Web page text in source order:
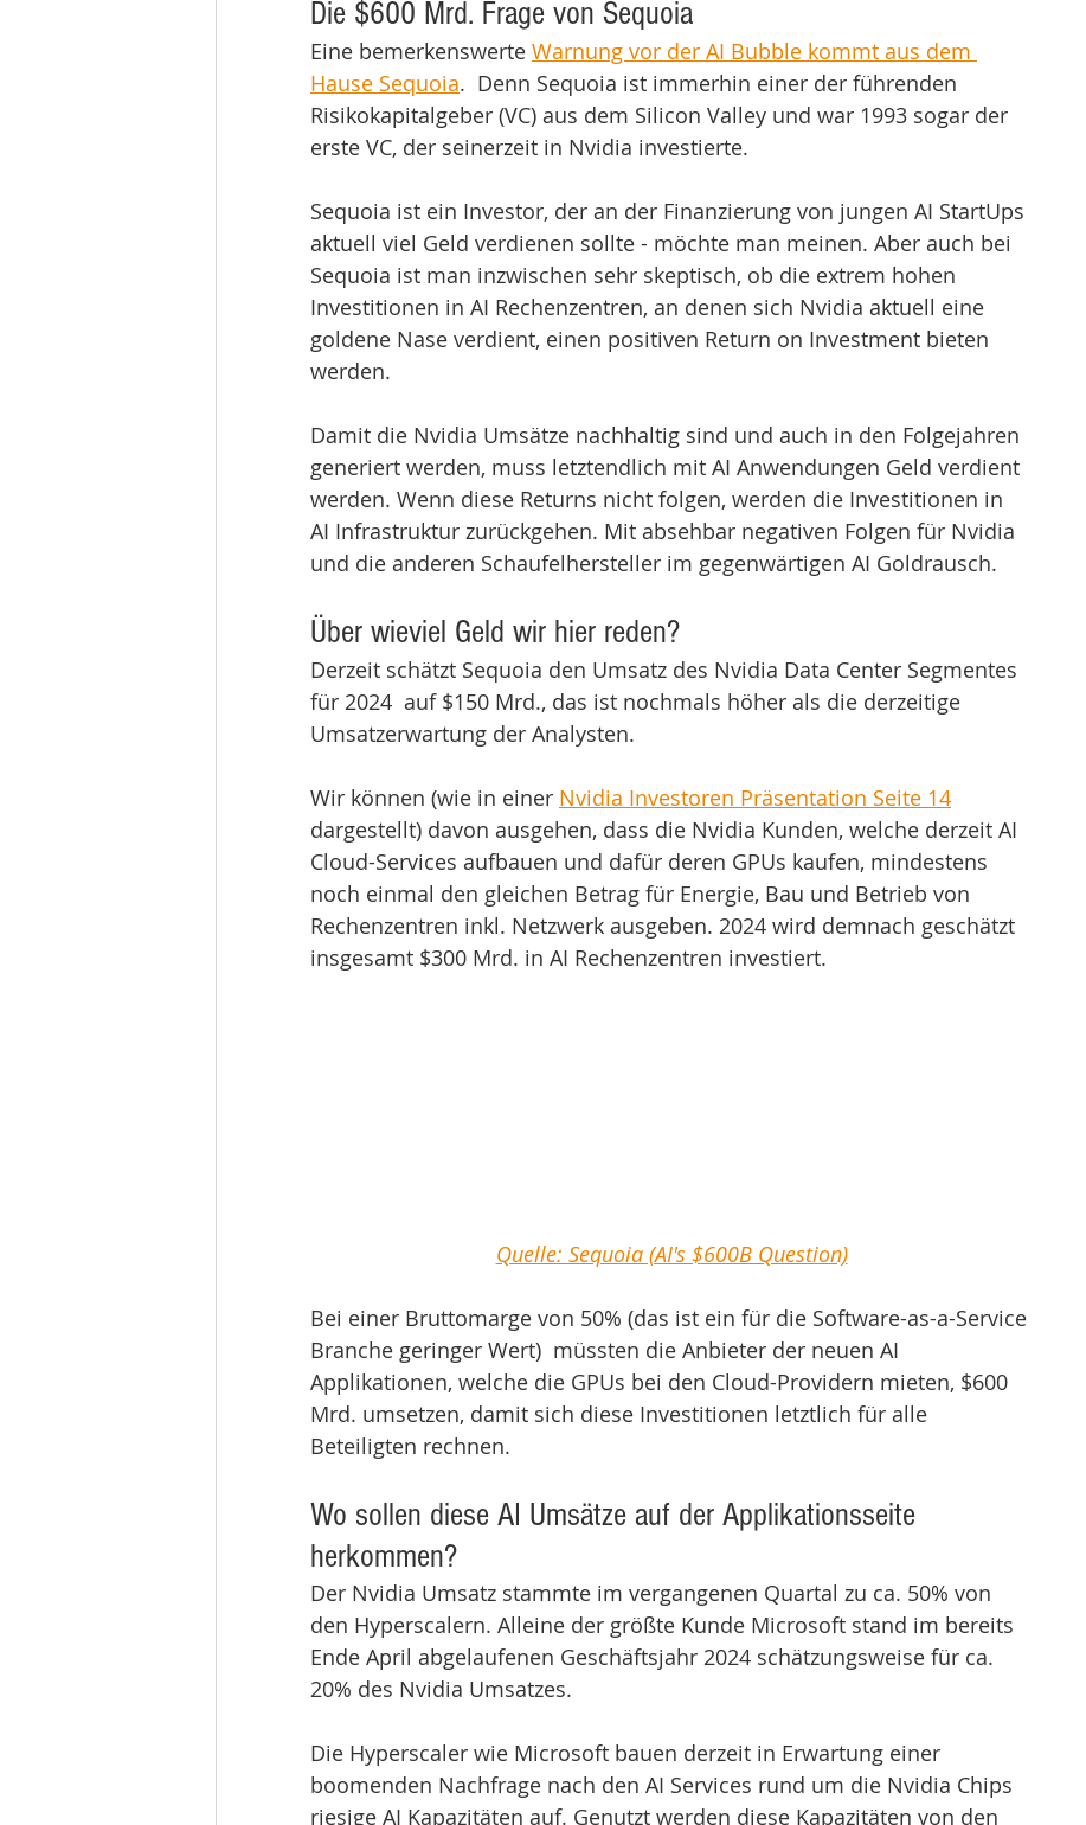
Die $600 Mrd. Frage von Sequoia
Eine bemerkenswerte Warnung vor der AI Bubble kommt aus dem
Hause Sequoia.  Denn Sequoia ist immerhin einer der führenden
Risikokapitalgeber (VC) aus dem Silicon Valley und war 1993 sogar der
erste VC, der seinerzeit in Nvidia investierte.
Sequoia ist ein Investor, der an der Finanzierung von jungen AI StartUps
aktuell viel Geld verdienen sollte - möchte man meinen. Aber auch bei
Sequoia ist man inzwischen sehr skeptisch, ob die extrem hohen
Investitionen in AI Rechenzentren, an denen sich Nvidia aktuell eine
goldene Nase verdient, einen positiven Return on Investment bieten
werden.
Damit die Nvidia Umsätze nachhaltig sind und auch in den Folgejahren
generiert werden, muss letztendlich mit AI Anwendungen Geld verdient
werden. Wenn diese Returns nicht folgen, werden die Investitionen in
AI Infrastruktur zurückgehen. Mit absehbar negativen Folgen für Nvidia
und die anderen Schaufelhersteller im gegenwärtigen AI Goldrausch.
Über wieviel Geld wir hier reden?
Derzeit schätzt Sequoia den Umsatz des Nvidia Data Center Segmentes
für 2024  auf $150 Mrd., das ist nochmals höher als die derzeitige
Umsatzerwartung der Analysten.
Wir können (wie in einer Nvidia Investoren Präsentation Seite 14
dargestellt) davon ausgehen, dass die Nvidia Kunden, welche derzeit AI
Cloud-Services aufbauen und dafür deren GPUs kaufen, mindestens
noch einmal den gleichen Betrag für Energie, Bau und Betrieb von
Rechenzentren inkl. Netzwerk ausgeben. 2024 wird demnach geschätzt
insgesamt $300 Mrd. in AI Rechenzentren investiert.
Quelle: Sequoia (AI's $600B Question)
Bei einer Bruttomarge von 50% (das ist ein für die Software-as-a-Service
Branche geringer Wert)  müssten die Anbieter der neuen AI
Applikationen, welche die GPUs bei den Cloud-Providern mieten, $600
Mrd. umsetzen, damit sich diese Investitionen letztlich für alle
Beteiligten rechnen.
Wo sollen diese AI Umsätze auf der Applikationsseite
herkommen?
Der Nvidia Umsatz stammte im vergangenen Quartal zu ca. 50% von
den Hyperscalern. Alleine der größte Kunde Microsoft stand im bereits
Ende April abgelaufenen Geschäftsjahr 2024 schätzungsweise für ca.
20% des Nvidia Umsatzes.
Die Hyperscaler wie Microsoft bauen derzeit in Erwartung einer
boomenden Nachfrage nach den AI Services rund um die Nvidia Chips
riesige AI Kapazitäten auf. Genutzt werden diese Kapazitäten von den